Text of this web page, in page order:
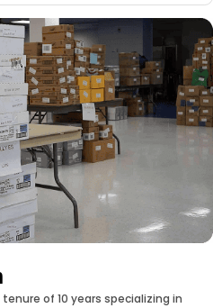
of 10 years specializing in